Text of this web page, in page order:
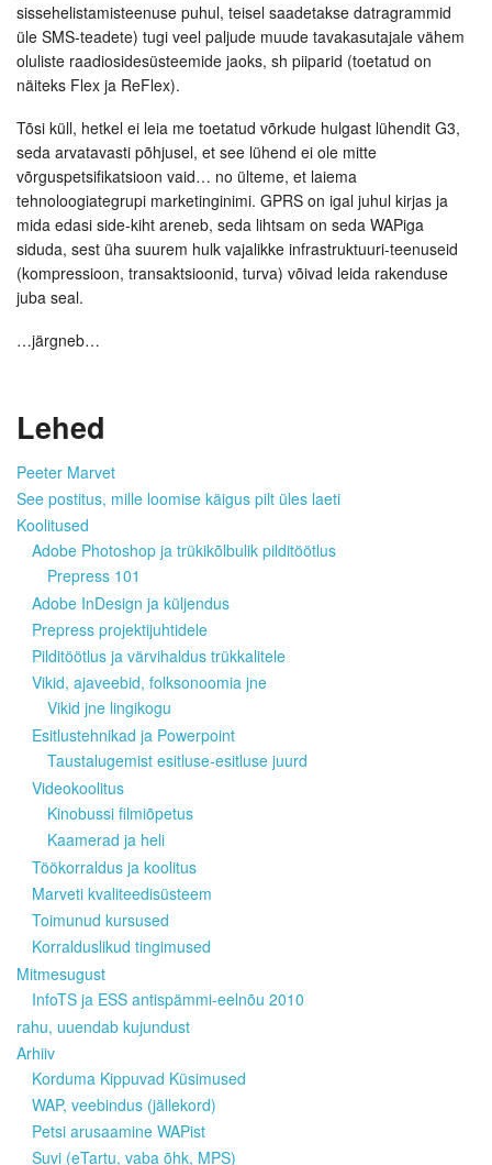
sissehelistamisteenuse puhul, teisel saadetakse datragrammid
üle SMS-teadete) tugi veel paljude muude tavakasutajale vähem
oluliste raadiosidesüsteemide jaoks, sh piiparid (toetatud on
näiteks Flex ja ReFlex).
Tõsi küll, hetkel ei leia me toetatud võrkude hulgast lühendit G3,
seda arvatavasti põhjusel, et see lühend ei ole mitte
võrguspetsifikatsioon vaid… no ülteme, et laiema
tehnoloogiategrupi marketinginimi. GPRS on igal juhul kirjas ja
mida edasi side-kiht areneb, seda lihtsam on seda WAPiga
siduda, sest üha suurem hulk vajalikke infrastruktuuri-teenuseid
(kompressioon, transaktsioonid, turva) võivad leida rakenduse
juba seal.
…järgneb…
Lehed
Peeter Marvet
See postitus, mille loomise käigus pilt üles laeti
Koolitused
Adobe Photoshop ja trükikõlbulik pilditöötlus
Prepress 101
Adobe InDesign ja küljendus
Prepress projektijuhtidele
Pilditöötlus ja värvihaldus trükkalitele
Vikid, ajaveebid, folksonoomia jne
Vikid jne lingikogu
Esitlustehnikad ja Powerpoint
Taustalugemist esitluse-esitluse juurd
Videokoolitus
Kinobussi filmiõpetus
Kaamerad ja heli
Töökorraldus ja koolitus
Marveti kvaliteedisüsteem
Toimunud kursused
Korralduslikud tingimused
Mitmesugust
InfoTS ja ESS antispämmi-eelnõu 2010
rahu, uuendab kujundust
Arhiiv
Korduma Kippuvad Küsimused
WAP, veebindus (jällekord)
Petsi arusaamine WAPist
Suvi (eTartu, vaba õhk, MPS)